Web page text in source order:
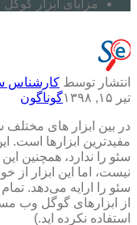
مزایای ابزار
انتشار توسط کارشناس
تیر ۱۵, ۱۳۹۸
گوناگون
در بین ابزار های مختلف
مفیدترین ابزارها است.
سئو را ندارد، همچنین
نیست، اما این ابزار
سئو را ارایه می‌دهد.
از ابزارهای گوگل وب
استفاده نکرده اید.)